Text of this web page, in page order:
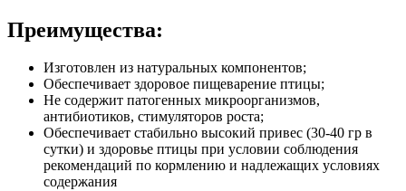
Преимущества:
Изготовлен из натуральных компонентов;
Обеспечивает здоровое пищеварение птицы;
Не содержит патогенных микроорганизмов,
антибиотиков, стимуляторов роста;
Обеспечивает стабильно высокий привес (30-40 гр в
сутки) и здоровье птицы при условии соблюдения
рекомендаций по кормлению и надлежащих условиях
содержания